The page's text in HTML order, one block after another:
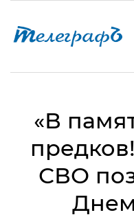
«В
СВО